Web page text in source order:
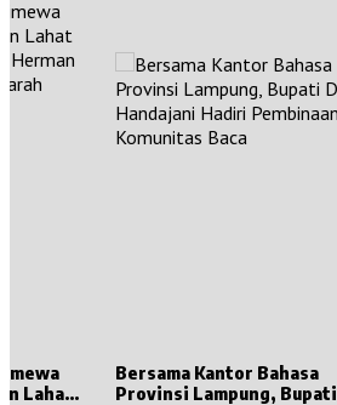
Lahat
Bersama Kantor Bahasa
Provinsi Lampung, Bupati